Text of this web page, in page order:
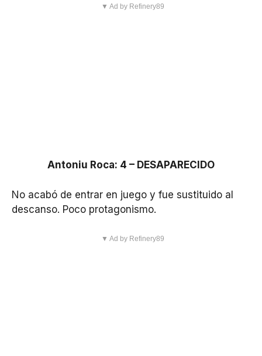
▼ Ad by Refinery89
Antoniu Roca: 4 – DESAPARECIDO
No acabó de entrar en juego y fue sustituido al
descanso. Poco protagonismo.
▼ Ad by Refinery89